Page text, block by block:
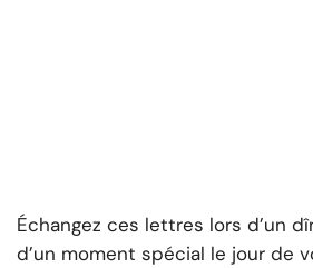
Échangez ces lettres lors d’un
d’un moment spécial le jour de